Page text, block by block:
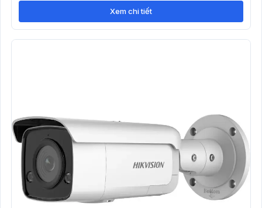
Xem chi tiết